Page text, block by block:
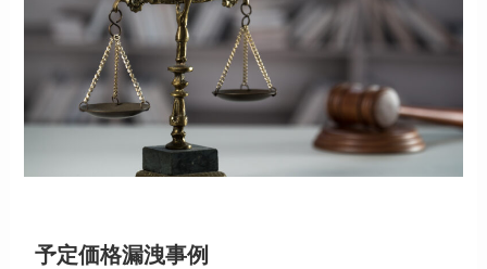
予定価格漏洩事例